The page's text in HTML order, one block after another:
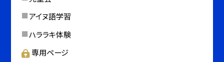
アイヌ語学習
ハララキ体験
専用ページ